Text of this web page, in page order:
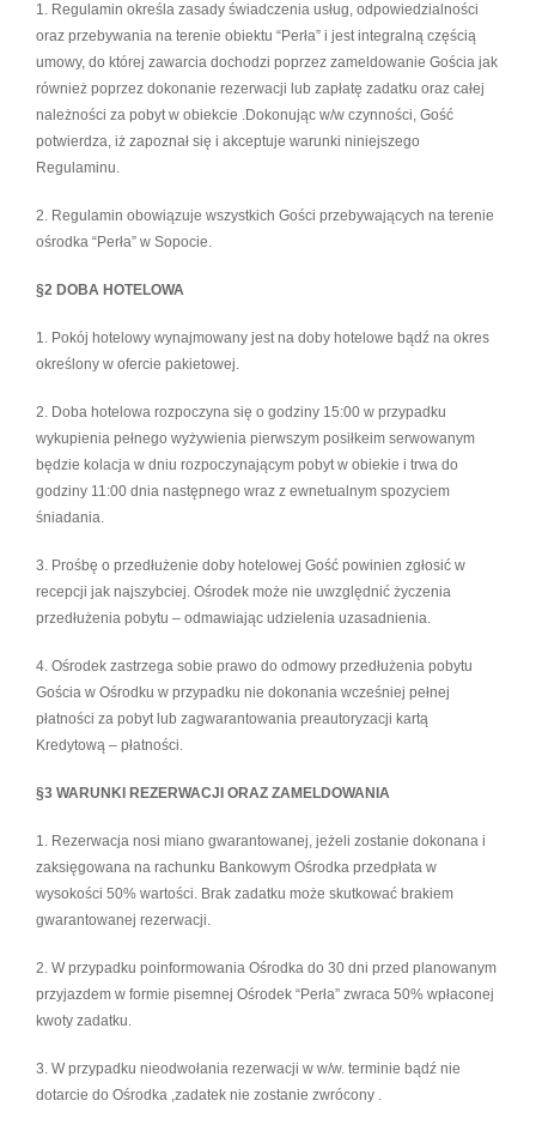
1. Regulamin określa zasady świadczenia usług, odpowiedzialności
oraz przebywania na terenie obiektu “Perła” i jest integralną częścią
umowy, do której zawarcia dochodzi poprzez zameldowanie Gościa jak
również poprzez dokonanie rezerwacji lub zapłatę zadatku oraz całej
należności za pobyt w obiekcie .Dokonując w/w czynności, Gość
potwierdza, iż zapoznał się i akceptuje warunki niniejszego
Regulaminu.
2. Regulamin obowiązuje wszystkich Gości przebywających na terenie
ośrodka “Perła” w Sopocie.
§2 DOBA HOTELOWA
1. Pokój hotelowy wynajmowany jest na doby hotelowe bądź na okres
określony w ofercie pakietowej.
2. Doba hotelowa rozpoczyna się o godziny 15:00 w przypadku
wykupienia pełnego wyżywienia pierwszym posiłkeim serwowanym
będzie kolacja w dniu rozpoczynającym pobyt w obiekie i trwa do
godziny 11:00 dnia następnego wraz z ewnetualnym spozyciem
śniadania.
3. Prośbę o przedłużenie doby hotelowej Gość powinien zgłosić w
recepcji jak najszybciej. Ośrodek może nie uwzględnić życzenia
przedłużenia pobytu – odmawiając udzielenia uzasadnienia.
4. Ośrodek zastrzega sobie prawo do odmowy przedłużenia pobytu
Gościa w Ośrodku w przypadku nie dokonania wcześniej pełnej
płatności za pobyt lub zagwarantowania preautoryzacji kartą
Kredytową – płatności.
§3 WARUNKI REZERWACJI ORAZ ZAMELDOWANIA
1. Rezerwacja nosi miano gwarantowanej, jeżeli zostanie dokonana i
zaksięgowana na rachunku Bankowym Ośrodka przedpłata w
wysokości 50% wartości. Brak zadatku może skutkować brakiem
gwarantowanej rezerwacji.
2. W przypadku poinformowania Ośrodka do 30 dni przed planowanym
przyjazdem w formie pisemnej Ośrodek “Perła” zwraca 50% wpłaconej
kwoty zadatku.
3. W przypadku nieodwołania rezerwacji w w/w. terminie bądź nie
dotarcie do Ośrodka ,zadatek nie zostanie zwrócony .